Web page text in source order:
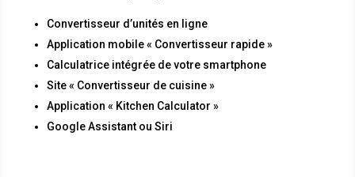
Convertisseur d’unités en ligne
Application mobile « Convertisseur rapide »
Calculatrice intégrée de votre smartphone
Site « Convertisseur de cuisine »
Application « Kitchen Calculator »
Google Assistant ou Siri